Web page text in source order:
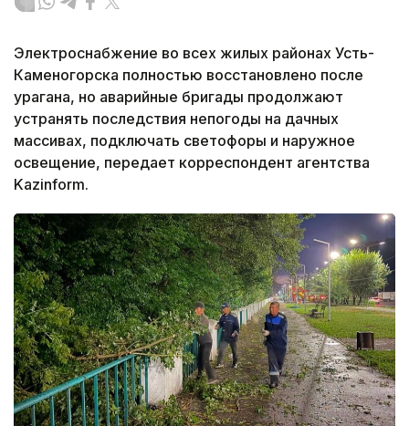
Электроснабжение во всех жилых районах Усть-
Каменогорска полностью восстановлено после
урагана, но аварийные бригады продолжают
устранять последствия непогоды на дачных
массивах, подключать светофоры и наружное
освещение, передает корреспондент агентства
Kazinform.